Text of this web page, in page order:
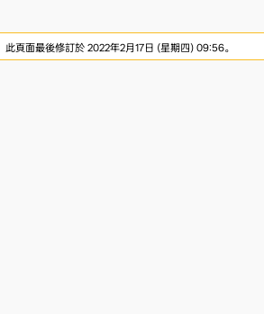
此頁面最後修訂於 2022年2月17日 (星期四) 09:56。